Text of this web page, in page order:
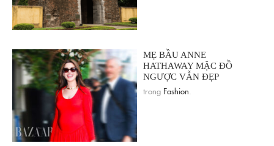
MẸ BẦU ANNE
HATHAWAY MẶC ĐỒ
NGƯỢC VẪN ĐẸP
trong Fashion